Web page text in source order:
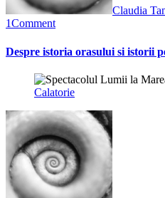
Claudia
1Comment
Despre istoria orasului si istorii
Calatorie